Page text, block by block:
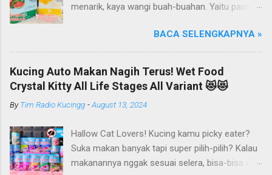
menarik, kaya wangi buah-buahan. Yaitu pasir
Haipet merupakan salah satu merk produk
kucing yang diproduksi oleh PT. Arthacat Tirta
Surya, Indonesia. Perusahaan ini bergerak di
bidang produk perlengkapan kucing, seperti Cat
Tree Furniture, Cat Accessories, Cat Food, Cat
Litter, Cat Sandbox/Cat Litter, dan lain-lain.
dahulu dari PT. Arthacat Tirta Surya ini, ada
Arthacat Cat Litter, Sandbox/Cat Litter, Cat
Tree, Snack, Pet Bowl, Stratcher, dan masih
BACA SELENGKAPNYA »
Kucing Auto Makan Nagih Terus! Wet Food
Crystal Kitty All Life Stages All Variant 😻😻
ByTim Radio Kucingg -August 13, 2024
Hallow Cat Lovers! Kucing kamu picky eater?
Suka makan banyak tapi super pilih-pilih? Kalau
makanannya nggak sesuai selera, bisa-bisa dia